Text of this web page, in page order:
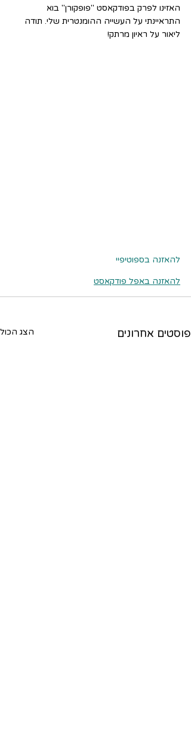
האזינו לפרק בפודקאסט "פופקורן" בוא
התראיינתי על העשייה ההומנטרית שלי. תודה
ליאור על ראיון מרתק!
להאזנה בספוטיפיי
להאזנה באפל פודקאסט
פוסטים אחרונים הצג הכול